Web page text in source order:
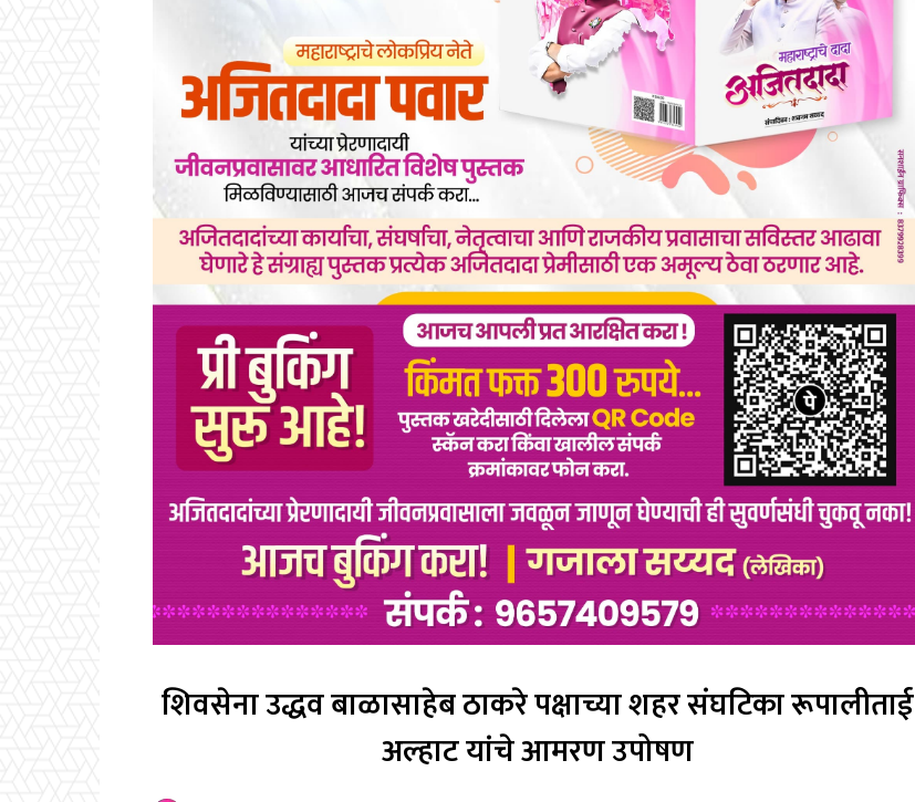
शिवसेना उद्धव बाळासाहेब ठाकरे पक्षाच्या शहर संघटिका रूपालीताई
अल्हाट यांचे आमरण उपोषण